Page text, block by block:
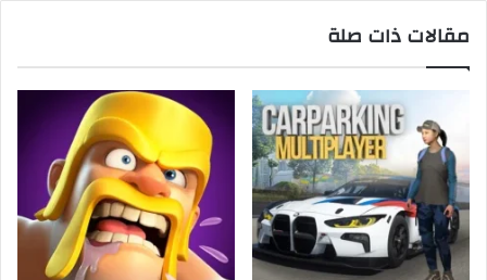
مقالات ذات صلة